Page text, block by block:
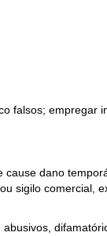
falsos; empregar
cause dano
sigilo comercial,